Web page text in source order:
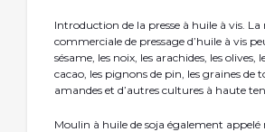
Introduction de la presse à huile à vis.
commerciale de pressage d’huile à vis
sésame, les noix, les arachides, les olives,
cacao, les pignons de pin, les graines de
amandes et d’autres cultures à haute
Moulin à huile de soja également